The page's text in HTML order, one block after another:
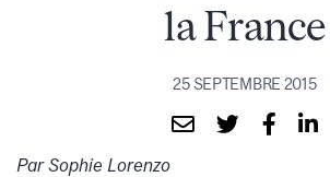
la France
25 SEPTEMBRE 2015
Par Sophie Lorenzo